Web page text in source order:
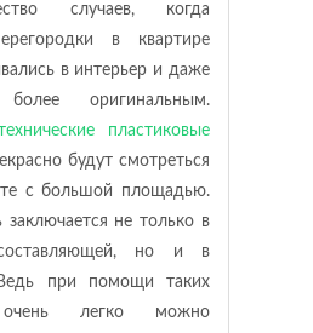
случаев, когда
в квартире
в интерьер и даже
оригинальным.
пластиковые
будут смотреться
с большой площадью.
заключается не только в
составляющей, но и в
Ведь при помощи таких
очень легко можно